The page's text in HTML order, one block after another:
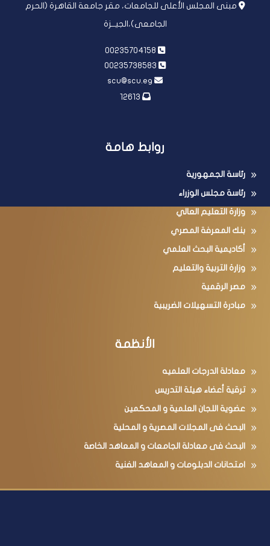
مبنى المجلس الأعلى للجامعات، مقر جامعة القاهرة (الحرم
الجامعى)،الجيــزة
روابط هامة
رئاسة الجمهورية
رئاسة مجلس الوزراء
وزارة التعليم العالي
بنك المعرفة المصري
أكاديمية البحث العلمي
وزارة التربية والتعليم
مصر الرقمية
مبادرة التسهيلات الضريبية
الأنظمة
معادلة الدرجات العلميه
ترقية أعضاء هيئة التدريس
عضوية اللجان العلمية و المحكمين
البحث فى المجلات المصرية و المحلية
البحث فى معادلة الجامعات و المعاهد الخاصة
امتحانات الدبلومات و المعاهد الفنية